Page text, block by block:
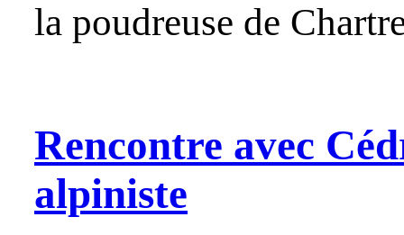
la poudreuse de
Rencontre avec
alpiniste